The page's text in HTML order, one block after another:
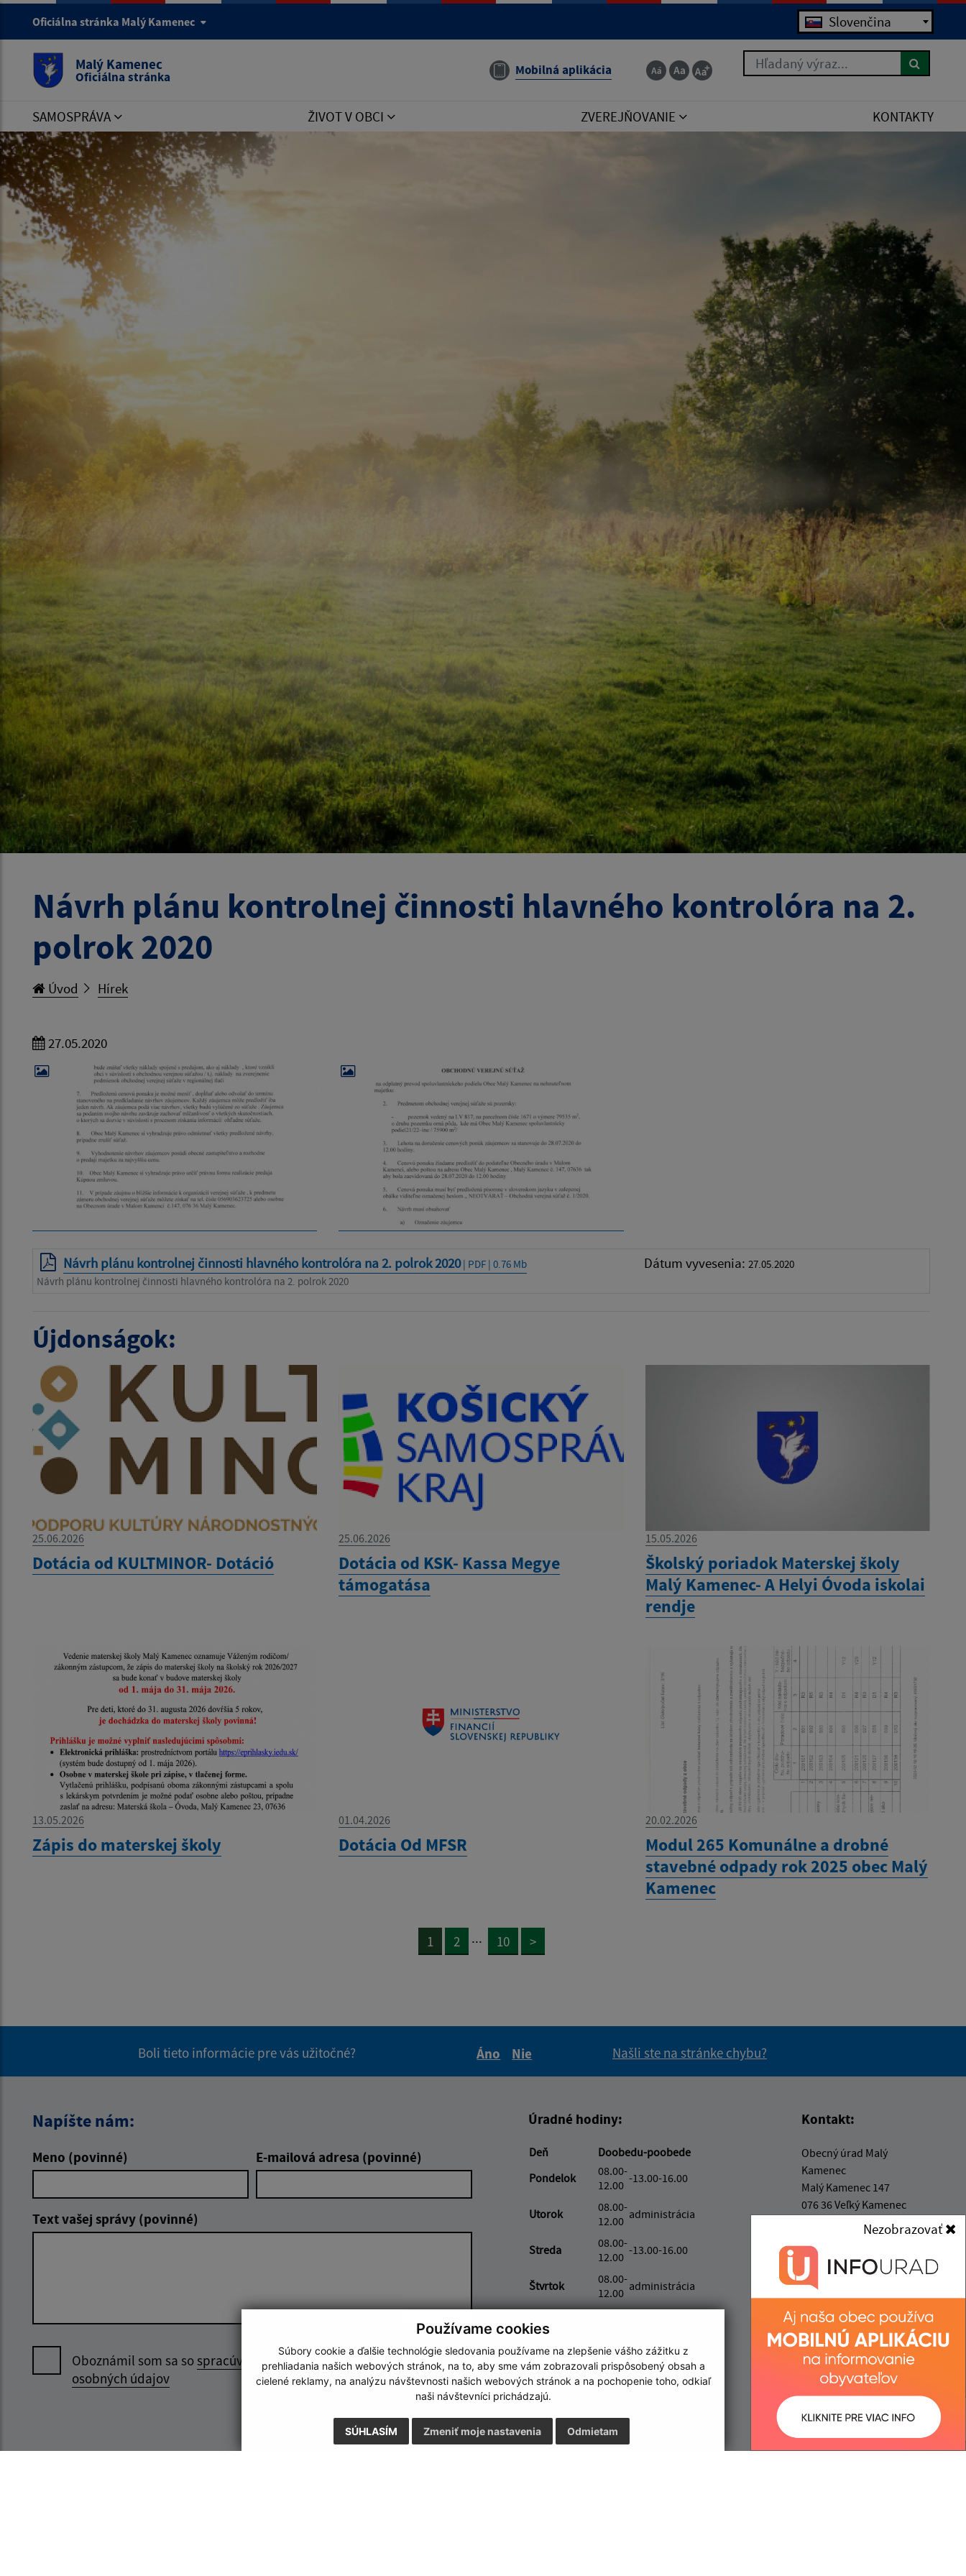
Používame cookies
Súbory cookie a ďalšie technológie sledovania používame na zlepšenie vášho zážitku z
prehliadania našich webových stránok, na to, aby sme vám zobrazovali prispôsobený obsah a
cielené reklamy, na analýzu návštevnosti našich webových stránok a na pochopenie toho, odkiaľ
naši návštevníci prichádzajú.
SÚHLASÍM Odmietam
Zmeniť moje nastavenia
ERROR:You have an error in your SQL syntax; check the manual that corresponds to your MariaDB server version for the right syntax to use near 'order by poradie
desc' at line 1!
ERROR No:
1064
Nezobrazovať
Oficiálna stránka Malý Kamenec Jazyk Slovenčina
Malý Kamenec
Oficiálna stránka Mobilná aplikácia
Hľadaný výraz...
SAMOSPRÁVA ŽIVOT V OBCI ZVEREJŇOVANIE KONTAKTY
Návrh plánu kontrolnej činnosti hlavného kontrolóra na 2.
polrok 2020
Úvod Hírek
27.05.2020
Návrh plánu kontrolnej činnosti hlavného kontrolóra na 2. polrok 2020| PDF | 0.76 Mb Dátum vyvesenia: 27.05.2020
Návrh plánu kontrolnej činnosti hlavného kontrolóra na 2. polrok 2020
Újdonságok:
25.06.2026
Dotácia od KULTMINOR- Dotáció
25.06.2026
Dotácia od KSK- Kassa Megye
támogatása
15.05.2026
Školský poriadok Materskej školy
Malý Kamenec- A Helyi Óvoda iskolai
rendje
13.05.2026
Zápis do materskej školy
01.04.2026
Dotácia Od MFSR
20.02.2026
Modul 265 Komunálne a drobné
stavebné odpady rok 2025 obec Malý
Kamenec
1 2 ... 10 >
Boli tieto informácie pre vás užitočné?
Áno
Nie
Našli ste na stránke chybu?
Napíšte nám:
Meno (povinné) E-mailová adresa (povinné)
Text vašej správy (povinné)
Oboznámil som sa sospracúvaním
osobných údajov
Google reCaptcha Response
Odoslať správu
Úradné hodiny:
Deň
Doobedu-poobede
Pondelok
08.00-
12.00 -13.00-16.00
Utorok
08.00-
12.00 administrácia
Streda
08.00-
12.00 -13.00-16.00
Štvrtok
08.00-
12.00 administrácia
Piatok
08.00-
Kontakt:
Obecný úrad Malý
Kamenec
Malý Kamenec 147
076 36 Veľký Kamenec
info@malykamenec.sk
+421 56 628 36 71
IČO: 00331732